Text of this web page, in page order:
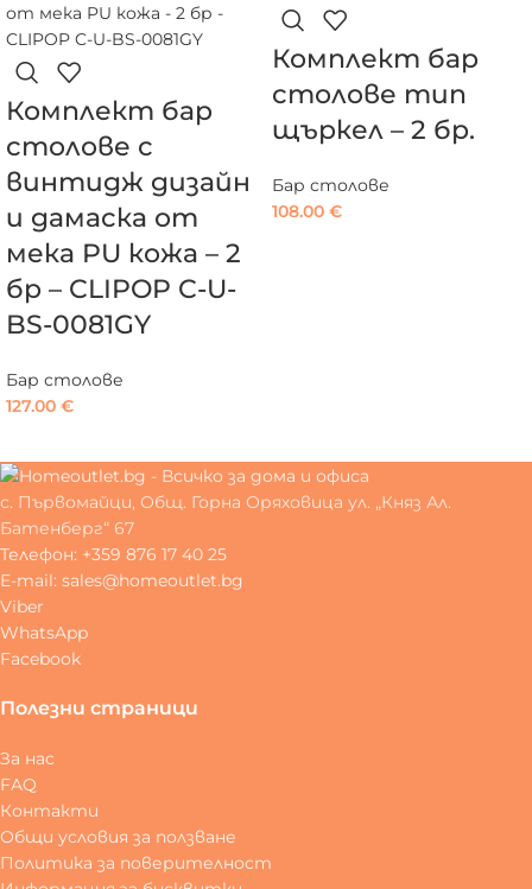
Комплект бар
столове с
винтидж дизайн
и дамаска от
мека PU кожа – 2
бр – CLIPOP C-U-
BS-0081GY
Бар столове
127.00 €
Комплект бар
столове тип
щъркел – 2 бр.
Бар столове
108.00 €
с. Първомайци, Общ. Горна Оряховица ул. „Княз Ал.
Батенберг“ 67
Телефон: +359 876 17 40 25
E-mail: sales@homeoutlet.bg
Viber
WhatsApp
Facebook
Полезни страници
За нас
FAQ
Контакти
Общи условия за ползване
Политика за поверителност